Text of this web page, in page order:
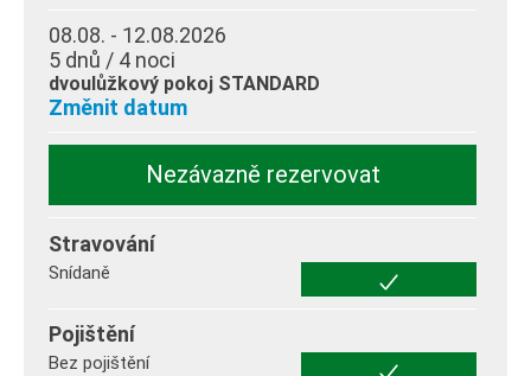
08.08. - 12.08.2026
5 dnů / 4 noci
dvoulůžkový pokoj STANDARD
Změnit datum
Nezávazně rezervovat
Stravování
Snídaně
Pojištění
Bez pojištění